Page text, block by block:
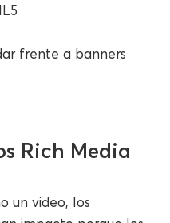
frente a banners
Rich Media
un video, los